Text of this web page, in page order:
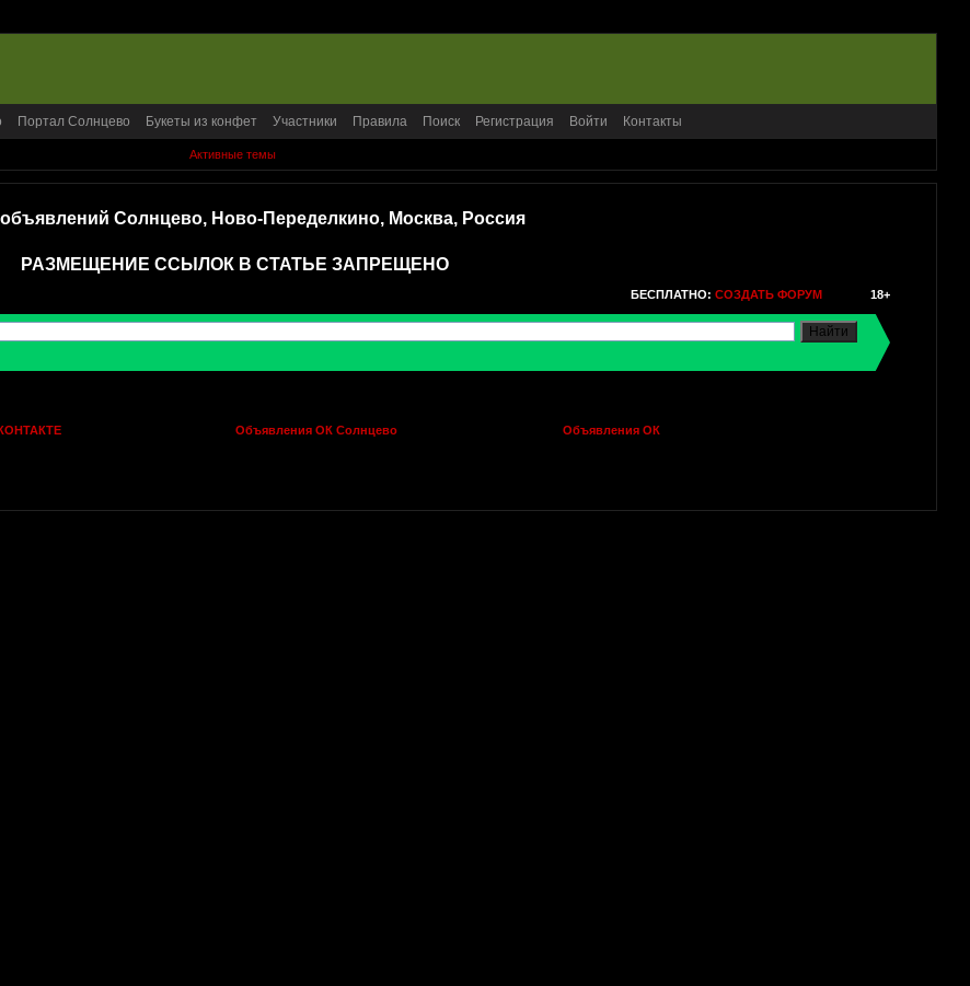
Портал Солнцево Букеты из конфет Участники Правила Поиск Регистрация Войти Контакты
Активные темы
Солнцево, Ново-Переделкино, Москва, Россия
РАЗМЕЩЕНИЕ ССЫЛОК В СТАТЬЕ ЗАПРЕЩЕНО
БЕСПЛАТНО: СОЗДАТЬ ФОРУМ 18+
Объявления ОК Солнцево Объявления ОК